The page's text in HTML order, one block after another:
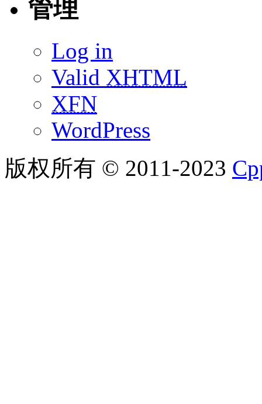
管理
Log in
Valid XHTML
XFN
WordPress
版权所有 © 2011-2023